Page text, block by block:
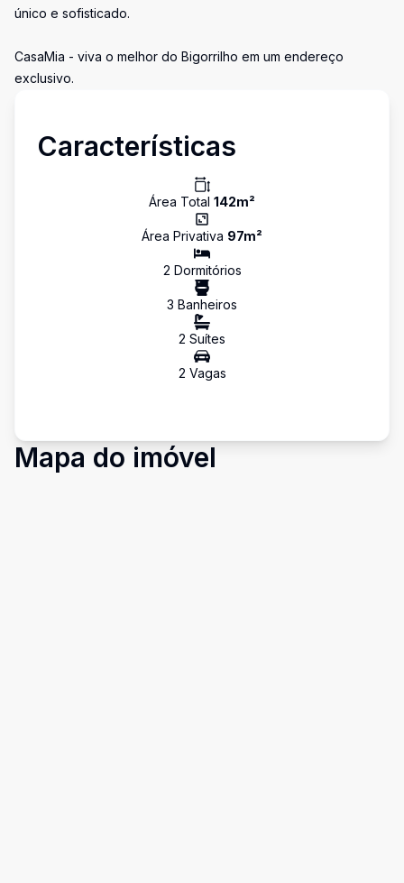
único e sofisticado.
CasaMia - viva o melhor do Bigorrilho em um endereço
exclusivo.
Características
Área Total 142m²
Área Privativa 97m²
2 Dormitórios
3 Banheiros
2 Suítes
2 Vagas
Mapa do imóvel